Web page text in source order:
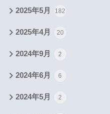
2025年5月 182
2025年4月 20
2024年9月 2
2024年6月 6
2024年5月 2